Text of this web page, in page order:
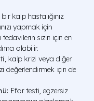
kalp hastalığınız
yapmak için
tedavilerin sizin için en
olabilir.
kalp krizi veya diğer
değerlendirmek için de
Efor testi, egzersiz